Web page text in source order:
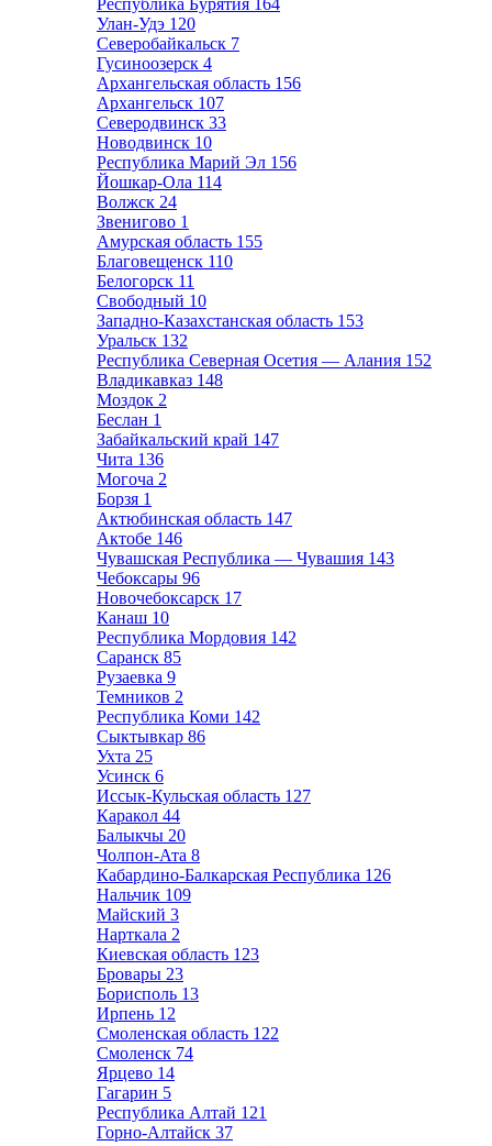
Республика Бурятия 164
Улан-Удэ 120
Северобайкальск 7
Гусиноозерск 4
Архангельская область 156
Архангельск 107
Северодвинск 33
Новодвинск 10
Республика Марий Эл 156
Йошкар-Ола 114
Волжск 24
Звенигово 1
Амурская область 155
Благовещенск 110
Белогорск 11
Свободный 10
Западно-Казахстанская область 153
Уральск 132
Республика Северная Осетия — Алания 152
Владикавказ 148
Моздок 2
Беслан 1
Забайкальский край 147
Чита 136
Могоча 2
Борзя 1
Актюбинская область 147
Актобе 146
Чувашская Республика — Чувашия 143
Чебоксары 96
Новочебоксарск 17
Канаш 10
Республика Мордовия 142
Саранск 85
Рузаевка 9
Темников 2
Республика Коми 142
Сыктывкар 86
Ухта 25
Усинск 6
Иссык-Кульская область 127
Каракол 44
Балыкчы 20
Чолпон-Ата 8
Кабардино-Балкарская Республика 126
Нальчик 109
Майский 3
Нарткала 2
Киевская область 123
Бровары 23
Борисполь 13
Ирпень 12
Смоленская область 122
Смоленск 74
Ярцево 14
Гагарин 5
Республика Алтай 121
Горно-Алтайск 37